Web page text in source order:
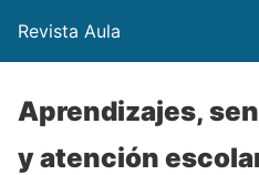
Revista Aula
Aprendizajes,
y atención